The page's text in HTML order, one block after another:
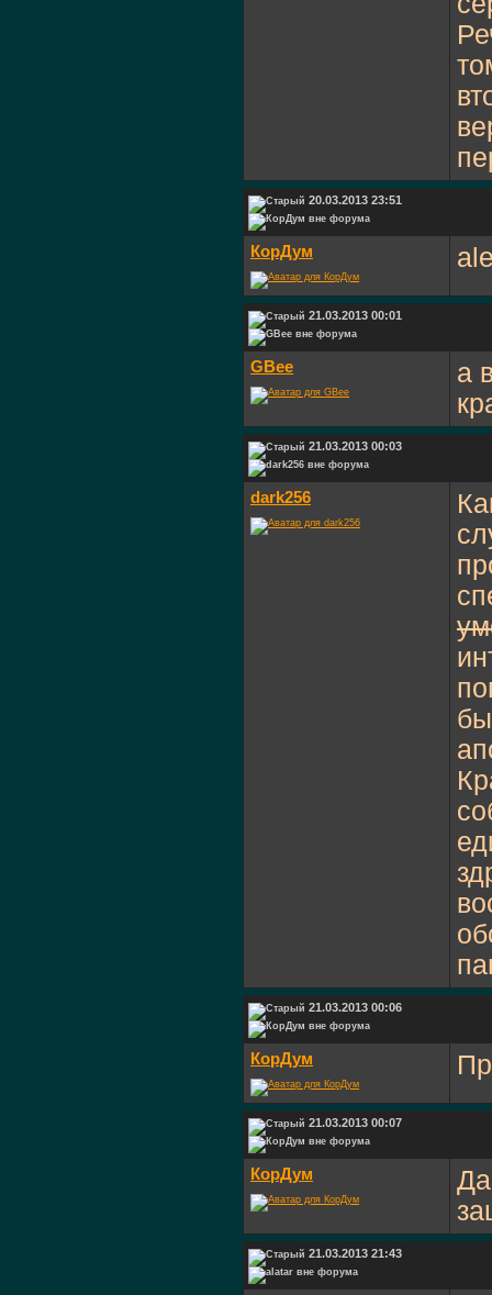
20.03.2013 23:51
КорДум
21.03.2013 00:01
GBee
а
21.03.2013 00:03
dark256
21.03.2013 00:06
КорДум
21.03.2013 00:07
КорДум
21.03.2013 21:43